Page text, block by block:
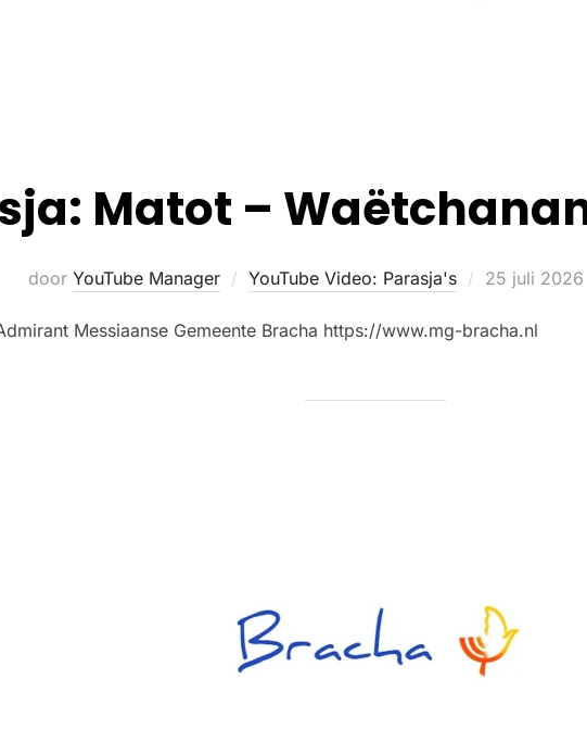
Matot –
door YouTube Manager YouTube Video: Parasja's 25 juli 2026
Messiaanse Gemeente Bracha https://www.mg-bracha.nl